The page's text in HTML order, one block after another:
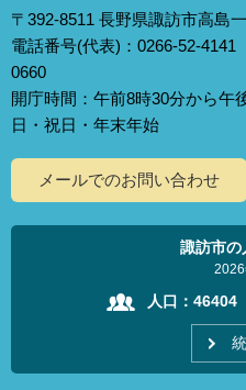
〒392-8511 長野県諏訪市高島
電話番号(代表)：0266-52-
0660
開庁時間：午前8時30分から午
日・祝日・年末年始
メールでのお問い合わせ
諏訪市の
人口： 46404